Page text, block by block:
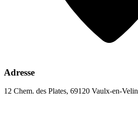
Adresse
12 Chem. des Plates, 69120 Vaulx-en-Velin